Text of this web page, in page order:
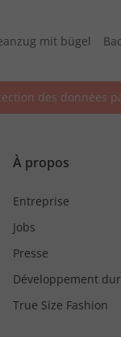
mit bügel
des données
À propos
Entreprise
Jobs
Presse
Développement
True Size Fashion